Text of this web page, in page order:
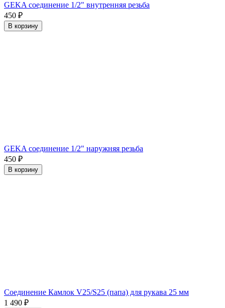
GEKA соединение 1/2" внутренняя резьба
450 ₽
В корзину
GEKA соединение 1/2" наружняя резьба
450 ₽
В корзину
Соединение Камлок V25/S25 (папа) для рукава 25 мм
1 490 ₽